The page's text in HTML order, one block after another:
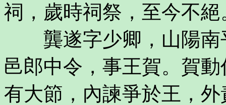
祠，歲時祠祭，至今不絕
龔遂字少卿，山陽南
邑郎中令，事王賀。賀
有大節，內諫爭於王，